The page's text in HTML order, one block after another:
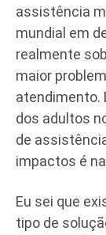
assistência
mundial em
realmente
maior
atendimento.
dos adultos
de
impactos é
Eu sei que
tipo de